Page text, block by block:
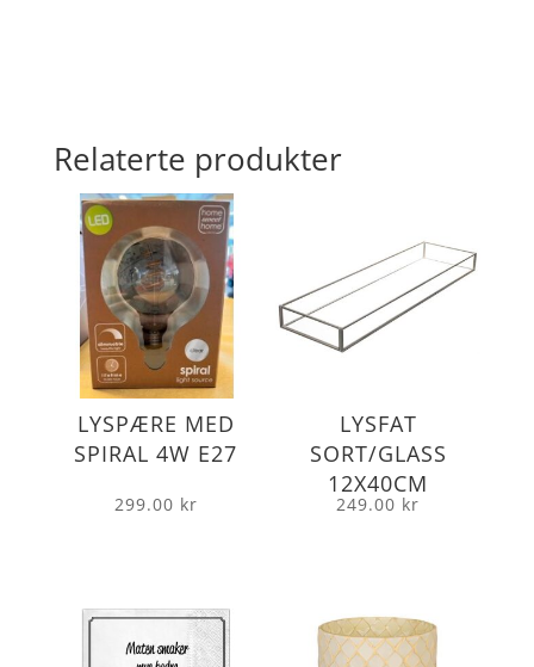
Relaterte produkter
LYSPÆRE MED
SPIRAL 4W E27
299.00 kr
LYSFAT
SORT/GLASS
12X40CM
249.00 kr